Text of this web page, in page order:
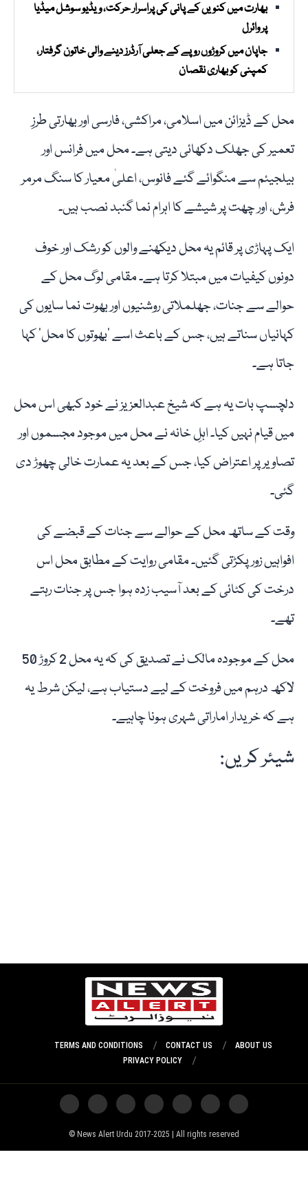
بھارت میں کنویں کے پانی کی پراسرار حرکت، ویڈیو سوشل میڈیا
پر وائرل
جاپان میں کروڑوں روپے کے جعلی آرڈرز دینے والی خاتون گرفتار،
کمپنی کو بھاری نقصان
محل کے ڈیزائن میں اسلامی، مراکشی، فارسی اور بھارتی طرزِ
تعمیر کی جھلک دکھائی دیتی ہے۔ محل میں فرانس اور
بیلجیئم سے منگوائے گئے فانوس، اعلیٰ معیار کا سنگ مرمر
فرش، اور چھت پر شیشے کا اہرام نما گنبد نصب ہیں۔
ایک پہاڑی پر قائم یہ محل دیکھنے والوں کو رشک اور خوف
دونوں کیفیات میں مبتلا کرتا ہے۔ مقامی لوگ محل کے
حوالے سے جنات، جھلملاتی روشنیوں اور بھوت نما سایوں کی
کہانیاں سناتے ہیں، جس کے باعث اسے ‘بھوتوں کا محل’ کہا
جاتا ہے۔
دلچسپ بات یہ ہے کہ شیخ عبدالعزیز نے خود کبھی اس محل
میں قیام نہیں کیا۔ اہلِ خانہ نے محل میں موجود مجسموں اور
تصاویر پر اعتراض کیا، جس کے بعد یہ عمارت خالی چھوڑ دی
گئی۔
وقت کے ساتھ محل کے حوالے سے جنات کے قبضے کی
افواہیں زور پکڑتی گئیں۔ مقامی روایت کے مطابق محل اس
درخت کی کٹائی کے بعد آسیب زدہ ہوا جس پر جنات رہتے
تھے۔
محل کے موجودہ مالک نے تصدیق کی کہ یہ محل 2 کروڑ 50
لاکھ درہم میں فروخت کے لیے دستیاب ہے، لیکن شرط یہ
ہے کہ خریدار اماراتی شہری ہونا چاہیے۔
شیئر کریں:
ABOUT US
CONTACT US
TERMS AND CONDITIONS
PRIVACY POLICY
News Alert Urdu 2017-2025 | All rights reserved ©